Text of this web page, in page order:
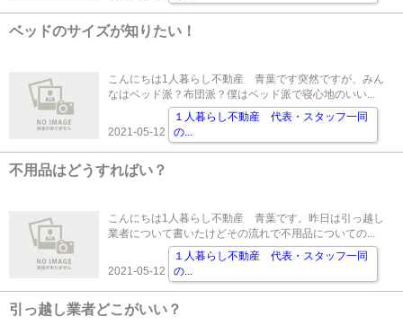
ベッドのサイズが知りたい！
こんにちは1人暮らし不動産 青葉です突然ですが、みん
なはベッド派？布団派？僕はベッド派で寝心地のいい...
2021-05-12
１人暮らし不動産 代表・スタッフ一同
の...
不用品はどうすればい？
こんにちは1人暮らし不動産 青葉です。昨日は引っ越し
業者について書いたけどその流れで不用品についての...
2021-05-12
１人暮らし不動産 代表・スタッフ一同
の...
引っ越し業者どこがいい？